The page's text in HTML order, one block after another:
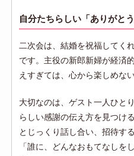
自分たちらしい「ありがと
二次会は、結婚を祝福してく
です。主役の新郎新婦が経済
えすぎては、心から楽しめな
大切なのは、ゲスト一人ひと
らしい感謝の伝え方を見つけ
とじっくり話し合い、招待す
「誰に、どんなおもてなしを